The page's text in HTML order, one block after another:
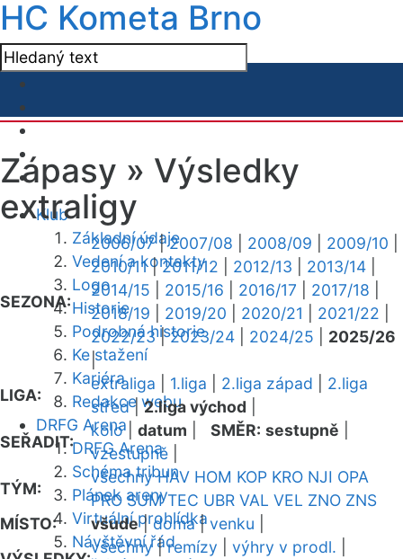
HC Kometa Brno
Klub
Základní údaje
Vedení a kontakty
Logo
Historie
Podrobná historie
Ke stažení
Kariéra
Redakce webu
DRFG Arena
DRFG Arena
Schéma tribun
Plánek areny
Virtuální prohlídka
Návštěvní řád
Zápasy » Výsledky
extraligy
SEZONA:
2006/07|2007/08 2008/09 2009/10
2010/11|2011/12 2012/13 2013/14
2014/15
2015/16 2016/17 2017/18
2018/19
2019/20 2020/21 2021/22
2022/23|2023/24 2024/25
2025/26
|
LIGA:
extraliga 1.liga 2.liga západ
2.liga
střed|2.liga východ
SEŘADIT:
kolo| datum SMĚR: sestupně
vzestupně
TÝM:
všechny HAV HOM KOP KRO NJI OPA
PRO SUM TEC UBR VAL VEL ZNO ZNS
MÍSTO:
všude|doma|venku
všechny|remízy výhry v prodl.